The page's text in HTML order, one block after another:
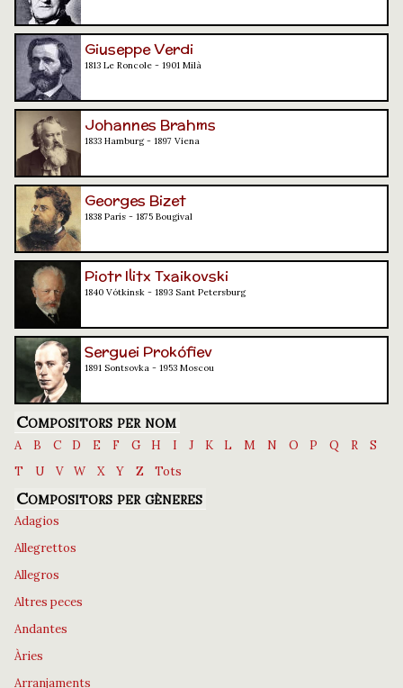
Giuseppe Verdi
1813 Le Roncole - 1901 Milà
Johannes Brahms
1833 Hamburg - 1897 Viena
Georges Bizet
1838 París - 1875 Bougival
Piotr Ilitx Txaikovski
1840 Vótkinsk - 1893 Sant Petersburg
Serguei Prokófiev
1891 Sontsovka - 1953 Moscou
Compositors per nom
A B C D E F G H I J K L M N O P Q R
S
T
U V W X Y Z Tots
Compositors per gèneres
Adagios
Allegrettos
Allegros
Altres peces
Andantes
Àries
Arranjaments